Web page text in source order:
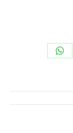
اشتراک
واتساپ